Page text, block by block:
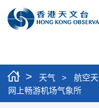
> 天气 > 航空
网上畅游机场气象所